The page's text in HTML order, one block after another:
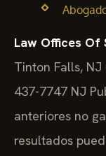
Law Offices Of
Tinton Falls, NJ
437-7747 NJ
anteriores no
resultados